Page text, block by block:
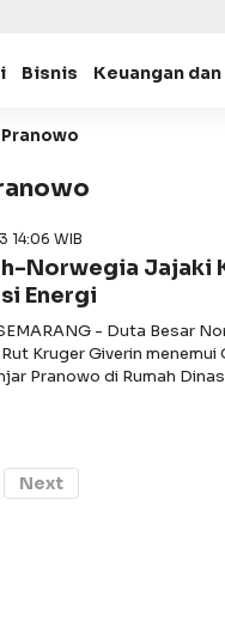
Bisnis Keuangan
14:06 WIB
Norwegia Jajaki
Energi
- Duta Besar
Kruger Giverin menemui
Pranowo di Rumah
Next